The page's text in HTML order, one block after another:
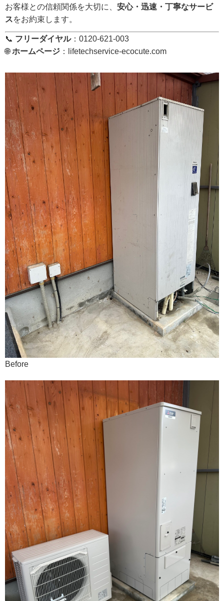
お客様との信頼関係を大切に、 安心・迅速・丁寧なサービ
スをお約束します。
📞 フリーダイヤル：0120-621-003
🌐ホームページ ： lifetechservice-ecocute.com
Before